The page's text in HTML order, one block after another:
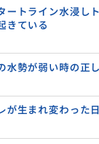
ートライン水浸し
きている
水勢が弱い時の正
が生まれ変わった